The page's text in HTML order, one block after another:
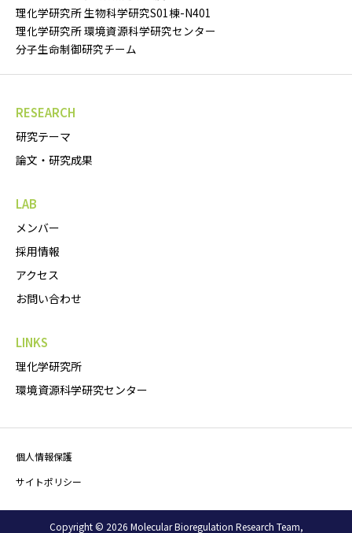
理化学研究所 生物科学研究S01棟-N401
理化学研究所 環境資源科学研究センター
分子生命制御研究チーム
RESEARCH
研究テーマ
論文・研究成果
LAB
メンバー
採用情報
アクセス
お問い合わせ
LINKS
理化学研究所
環境資源科学研究センター
個人情報保護
サイトポリシー
Copyright © 2026 Molecular Bioregulation Research Team,